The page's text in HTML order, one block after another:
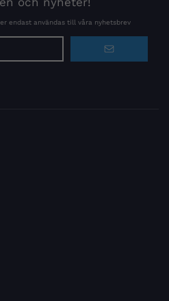
endast användas till våra nyhetsbrev